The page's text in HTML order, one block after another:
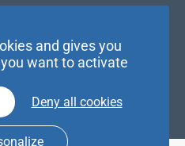
and gives you
want to activate
Deny all cookies